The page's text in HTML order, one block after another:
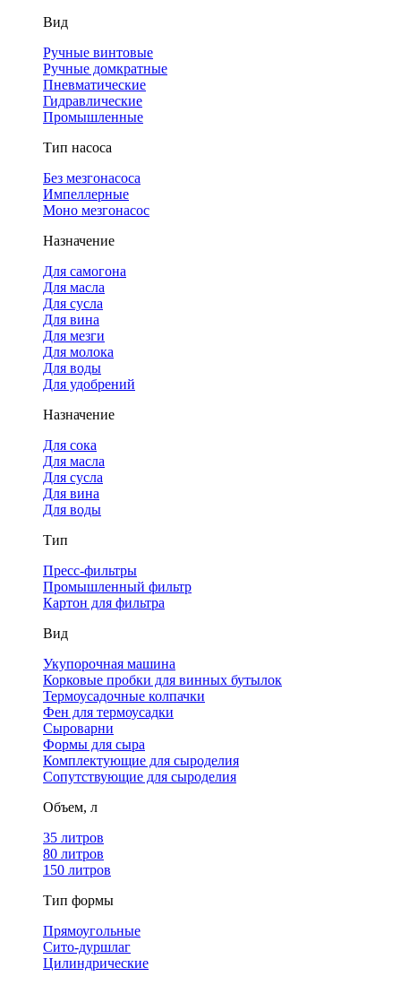
Вид
Ручные винтовые
Ручные домкратные
Пневматические
Гидравлические
Промышленные
Тип насоса
Без мезгонасоса
Импеллерные
Моно мезгонасос
Назначение
Для самогона
Для масла
Для сусла
Для вина
Для мезги
Для молока
Для воды
Для удобрений
Назначение
Для сока
Для масла
Для сусла
Для вина
Для воды
Тип
Пресс-фильтры
Промышленный фильтр
Картон для фильтра
Вид
Укупорочная машина
Корковые пробки для винных бутылок
Термоусадочные колпачки
Фен для термоусадки
Сыроварни
Формы для сыра
Комплектующие для сыроделия
Сопутствующие для сыроделия
Объем, л
35 литров
80 литров
150 литров
Тип формы
Прямоугольные
Сито-дуршлаг
Цилиндрические